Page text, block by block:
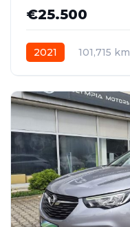
€25.500
2021 101,715 km